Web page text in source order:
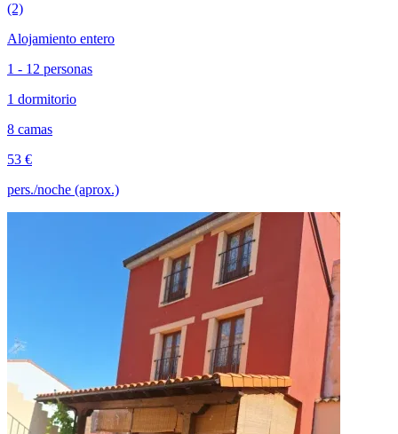
(2)
Alojamiento entero
1 - 12 personas
1 dormitorio
8 camas
53 €
pers./noche (aprox.)